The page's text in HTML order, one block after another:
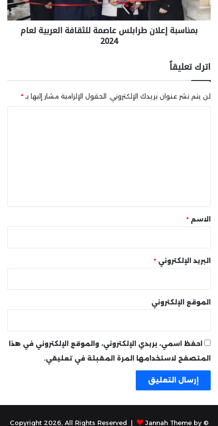
بمناسبة إعلان طرابلس عاصمة للثقافة العربية لعام
2024
اترك تعليقاً
لن يتم نشر عنوان بريدك الإلكتروني. الحقول الإلزامية مشار إليها بـ*
* الاسم *
البريد الإلكتروني *
الموقع الإلكتروني
احفظ اسمي، بريدي الإلكتروني، والموقع الإلكتروني في هذا
المتصفح لاستخدامها المرة المقبلة في تعليقي.
© Copyright 2026, All Rights Reserved |
Jannah Theme by